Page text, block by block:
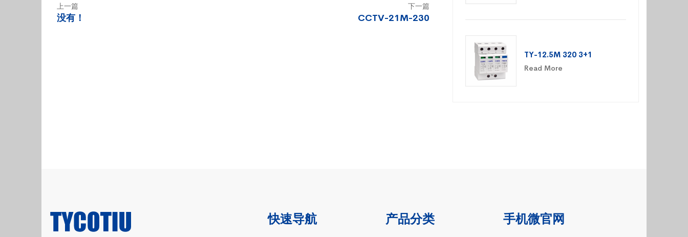
上一篇
没有！
下一篇
CCTV-21M-230
TY-12.5M 320 3+1
Read More
快速导航 产品分类 手机微官网